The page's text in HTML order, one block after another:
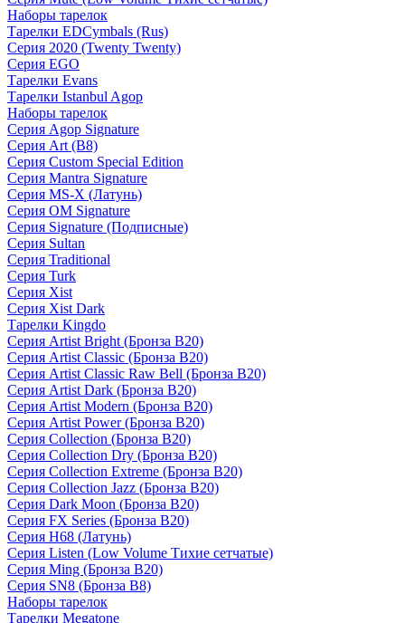
Наборы тарелок
Тарелки EDCymbals (Rus)
Серия 2020 (Twenty Twenty)
Серия EGO
Тарелки Evans
Тарелки Istanbul Agop
Наборы тарелок
Серия Agop Signature
Серия Art (B8)
Серия Custom Special Edition
Серия Mantra Signature
Серия MS-X (Латунь)
Серия OM Signature
Серия Signature (Подписные)
Серия Sultan
Серия Traditional
Серия Turk
Серия Xist
Серия Xist Dark
Тарелки Kingdo
Серия Artist Bright (Бронза B20)
Серия Artist Classic (Бронза B20)
Серия Artist Classic Raw Bell (Бронза B20)
Серия Artist Dark (Бронза B20)
Серия Artist Modern (Бронза B20)
Серия Artist Power (Бронза B20)
Серия Collection (Бронза B20)
Серия Collection Dry (Бронза B20)
Серия Collection Extreme (Бронза B20)
Серия Collection Jazz (Бронза B20)
Серия Dark Moon (Бронза B20)
Серия FX Series (Бронза B20)
Серия H68 (Латунь)
Серия Listen (Low Volume Тихие сетчатые)
Серия Ming (Бронза B20)
Серия SN8 (Бронза B8)
Наборы тарелок
Тарелки Megatone